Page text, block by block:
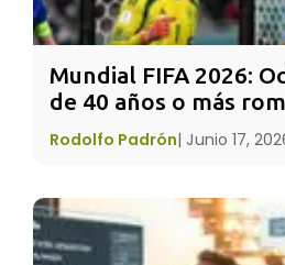
en una ofrenda
muertos tiene
Mundial FIFA 2026:
de 40 años o más
Rodolfo Padrón| Junio 17,